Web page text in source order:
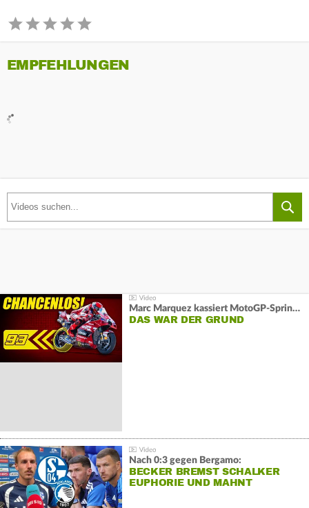
EMPFEHLUNGEN
Marc Marquez kassiert MotoGP-Sprint-Schlappe:
DAS WAR DER GRUND
Nach 0:3 gegen Bergamo:
BECKER BREMST SCHALKER
EUPHORIE UND MAHNT